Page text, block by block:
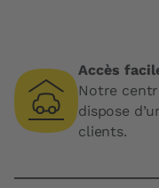
Accès
Notre
dispose
clients.